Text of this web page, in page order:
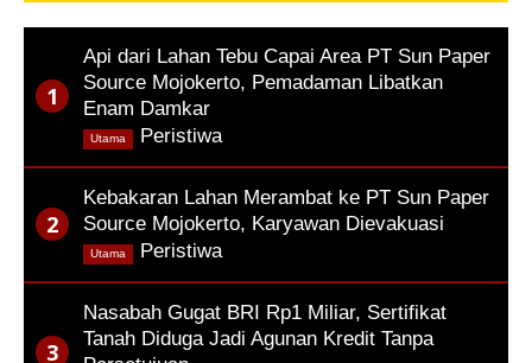
Api dari Lahan Tebu Capai Area PT Sun Paper
Source Mojokerto, Pemadaman Libatkan
Enam Damkar
Peristiwa
Utama
Kebakaran Lahan Merambat ke PT Sun Paper
Source Mojokerto, Karyawan Dievakuasi
Peristiwa
Utama
Nasabah Gugat BRI Rp1 Miliar, Sertifikat
Tanah Diduga Jadi Agunan Kredit Tanpa